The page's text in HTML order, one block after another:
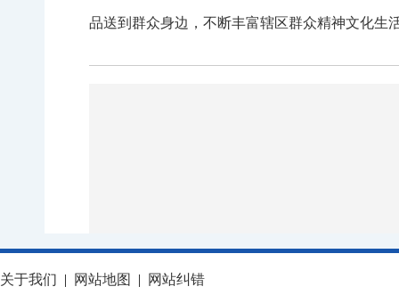
品送到群众身边，不断丰富辖区群众精神文化生
关于我们 | 网站地图 | 网站纠错